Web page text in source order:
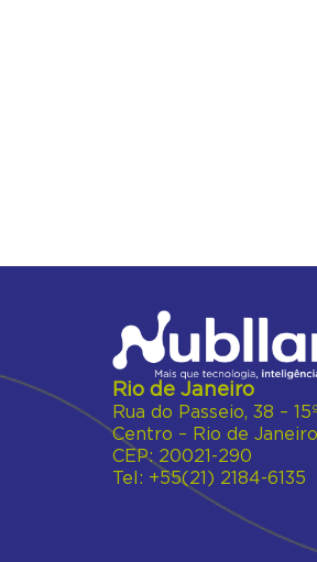
Rio de Janeiro
Rua do Passeio, 38 –
Centro – Rio de
CEP: 20021-290
Tel: +55(21) 2184-6135